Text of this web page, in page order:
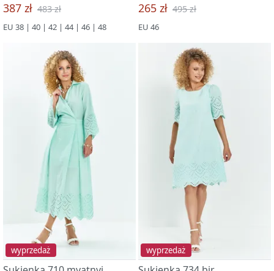
387 zł 483 zł
EU 38 | 40 | 42 | 44 | 46 | 48
265 zł 495 zł
EU 46
wyprzedaż wyprzedaż